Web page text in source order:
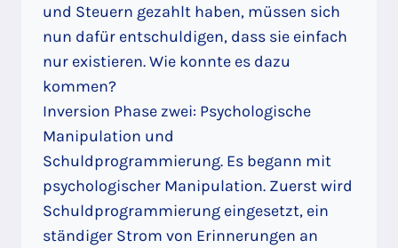
und Steuern gezahlt haben, müssen sich
nun dafür entschuldigen, dass sie einfach
nur existieren. Wie konnte es dazu
kommen?
Inversion Phase zwei: Psychologische
Manipulation und
Schuldprogrammierung. Es begann mit
psychologischer Manipulation. Zuerst wird
Schuldprogrammierung eingesetzt, ein
ständiger Strom von Erinnerungen an